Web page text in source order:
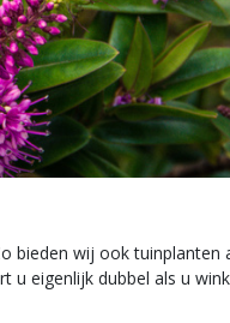
bieden wij ook tuinplanten
eigenlijk dubbel als u